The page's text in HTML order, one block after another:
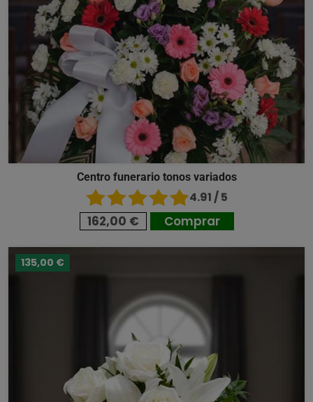
Centro funerario tonos variados
4.91 / 5
162,00 € Comprar
135,00 €